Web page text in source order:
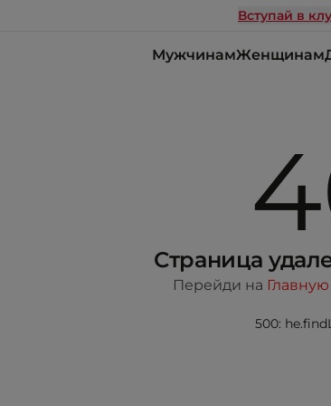
Вступай в
МужчинамЖенщинам
Страница
Перейди на Главную
500: